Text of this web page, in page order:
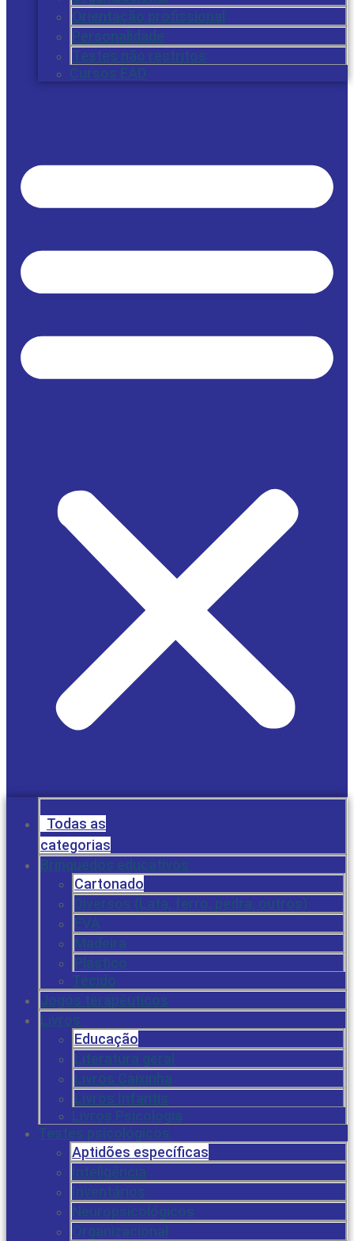
Orientação profissional
Personalidade
Testes não restritos
Cursos EAD
Todas as
categorias
Brinquedos educativos
Cartonado
Diversos (Lata, ferro, pedra, outros)
EVA
Madeira
Plástico
Tecido
Jogos terapêuticos
Livros
Educação
Literatura geral
Livros Caixinha
Livros Infantis
Livros Psicologia
Testes psicológicos
Aptidões específicas
Inteligência
Inventários
Neuropsicológicos
Organizacional